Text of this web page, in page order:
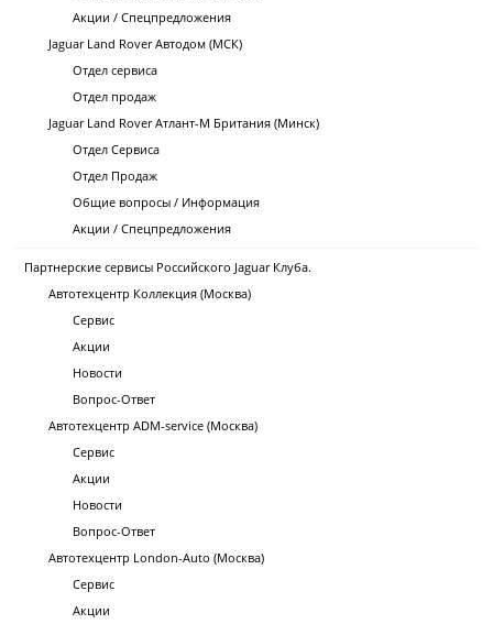
Акции / Спецпредложения
Jaguar Land Rover Автодом (МСК)
Отдел сервиса
Отдел продаж
Jaguar Land Rover Атлант-М Британия (Минск)
Отдел Сервиса
Отдел Продаж
Общие вопросы / Информация
Акции / Спецпредложения
Партнерские сервисы Российского Jaguar Клуба.
Автотехцентр Коллекция (Москва)
Сервис
Акции
Новости
Вопрос-Ответ
Автотехцентр ADM-service (Москва)
Сервис
Акции
Новости
Вопрос-Ответ
Автотехцентр London-Auto (Москва)
Сервис
Акции